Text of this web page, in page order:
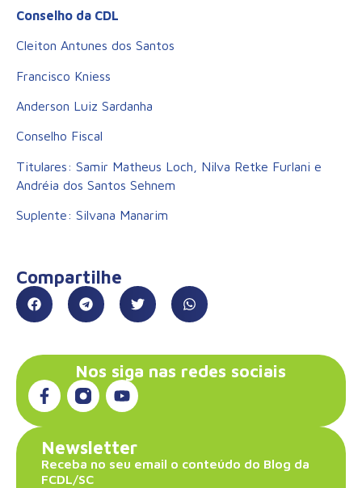
Conselho da CDL
Cleiton Antunes dos Santos
Francisco Kniess
Anderson Luiz Sardanha
Conselho Fiscal
Titulares: Samir Matheus Loch, Nilva Retke Furlani e
Andréia dos Santos Sehnem
Suplente: Silvana Manarim
Compartilhe
Nos siga nas redes sociais
Newsletter
Receba no seu email o conteúdo do Blog da
FCDL/SC